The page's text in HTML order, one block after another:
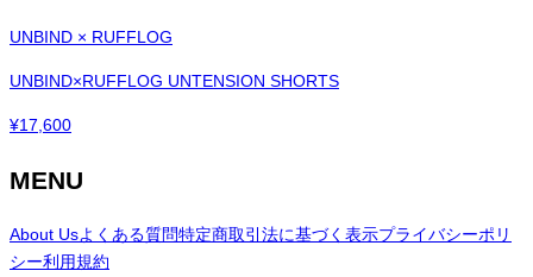
UNBIND × RUFFLOG
UNBIND×RUFFLOG UNTENSION SHORTS
¥17,600
MENU
About Usよくある質問特定商取引法に基づく表示プライバシーポリ
シー利用規約